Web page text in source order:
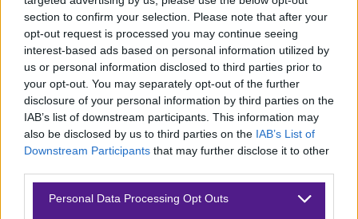
section to confirm your selection. Please note that after your
opt-out request is processed you may continue seeing
interest-based ads based on personal information utilized by
us or personal information disclosed to third parties prior to
your opt-out. You may separately opt-out of the further
disclosure of your personal information by third parties on the
IAB’s list of downstream participants. This information may
also be disclosed by us to third parties on the IAB’s List of
Downstream Participants that may further disclose it to other
Please note that this website/app uses one or more Google
Personal Data Processing Opt Outs
Αλάμπα, Μιλιτάο, Θεμπάγιος). Η ενδεκάδα, βέβαια, με
την οποία θα ξεκινήσει σύμφωνα με τα ρεπορτάζ στην
Ισπανία, παραμένει ποιοτική. Βινίσιους, Γκονσάλο
Γκαρσία μπροστά και μια τετράδα πίσω τους με τον
Γκιουλέρ, τον νεαρό Τιάγκο και τους Βαλβέρδε,
Τσουαμενί.
Υποχωρεί ο άσος
Στοιχηματικά,ο άσος υποχωρεί σε όλη την αγορά
και το διπλό αντίστοιχα ανεβαίνει. Αυτή τη στιγμή το